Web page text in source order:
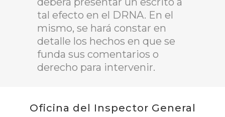
tal efecto en el DRNA. En el
mismo, se hará constar en
detalle los hechos en que se
funda sus comentarios o
derecho para intervenir.
Oficina del Inspector General